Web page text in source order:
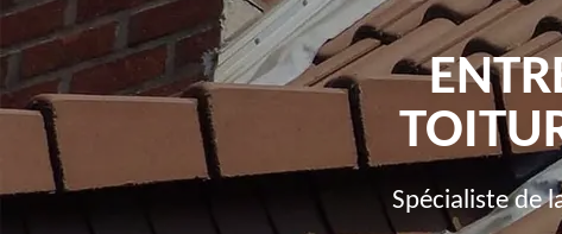
Spécialiste de